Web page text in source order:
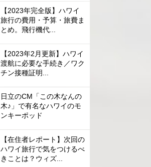
【2023年完全版】ハワイ
旅行の費用・予算・旅費ま
とめ。飛行機代...
【2023年2月更新】ハワイ
渡航に必要な手続き／ワク
チン接種証明...
日立のCM「この木なんの
木♪」で有名なハワイのモ
ンキーポッド
【在住者レポート】次回の
ハワイ旅行で気をつけるべ
きことは？ウィズ...